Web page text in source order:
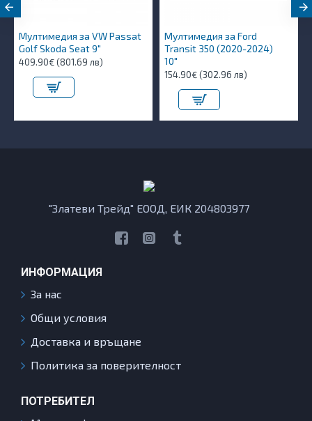
Мултимедия за VW Passat
Golf Skoda Seat 9"
409.90€ (801.69 лв)
Мултимедия за Ford
Transit 350 (2020-2024)
10″
154.90€ (302.96 лв)
"Златеви Трейд" ЕООД, ЕИК 204803977
ИНФОРМАЦИЯ
За нас
Общи условия
Доставка и връщане
Политика за поверителност
ПОТРЕБИТЕЛ